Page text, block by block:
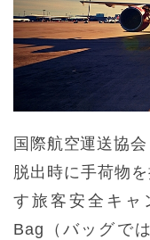
国際航空運送協
脱出時に手荷物
す旅客安全キャ
Bag（バッグで